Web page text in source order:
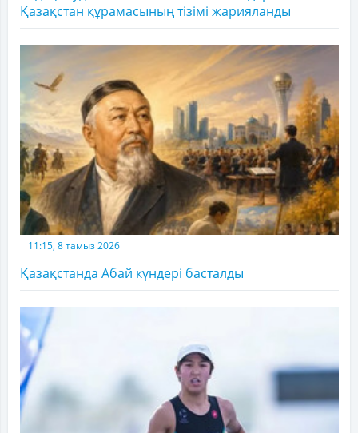
Қазақстан құрамасының тізімі жарияланды
11:15, 8 тамыз 2026
Қазақстанда Абай күндері басталды